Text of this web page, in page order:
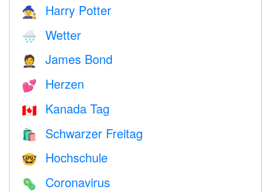
🧙 Harry Potter
🌧 Wetter
🤵 James Bond
💕 Herzen
🇨🇦 Kanada Tag
🛍 Schwarzer Freitag
🤓 Hochschule
🦠 Coronavirus